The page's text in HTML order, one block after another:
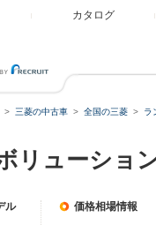
カタログ
三菱の中古車 全国の三菱 ラ
リューショ
ル 価格相場情報